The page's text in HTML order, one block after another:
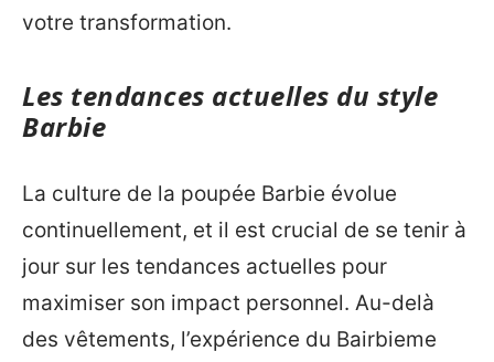
votre transformation.
Les tendances actuelles du style
Barbie
La culture de la poupée Barbie évolue
continuellement, et il est crucial de se tenir à
jour sur les tendances actuelles pour
maximiser son impact personnel. Au-delà
des vêtements, l’expérience du Bairbieme